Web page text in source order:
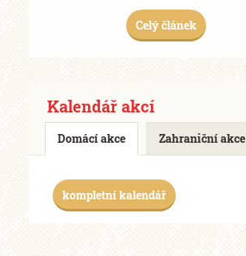
Celý článek
Kalendář akcí
Domácí akce Zahraniční akce
kompletní kalendář